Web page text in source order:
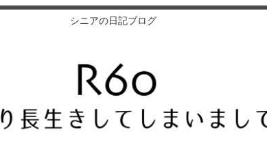
シニアの日記ブログ